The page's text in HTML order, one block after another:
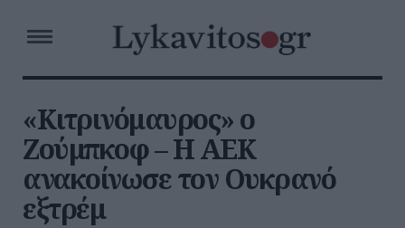
«Κιτρινόμαυρος» ο
Ζούμπκοφ – Η ΑΕΚ
ανακοίνωσε τον Ουκρανό
εξτρέμ